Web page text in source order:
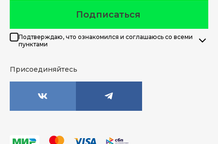
Подписаться
Подтверждаю, что ознакомился и соглашаюсь со всеми
пунктами
Присоединяйтесь